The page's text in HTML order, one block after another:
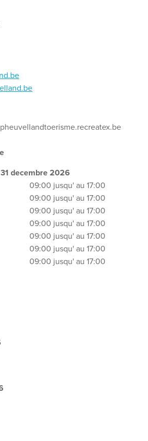
decembre 2026
09:00 jusqu' au 17:00
09:00 jusqu' au 17:00
09:00 jusqu' au 17:00
09:00 jusqu' au 17:00
09:00 jusqu' au 17:00
09:00 jusqu' au 17:00
09:00 jusqu' au 17:00